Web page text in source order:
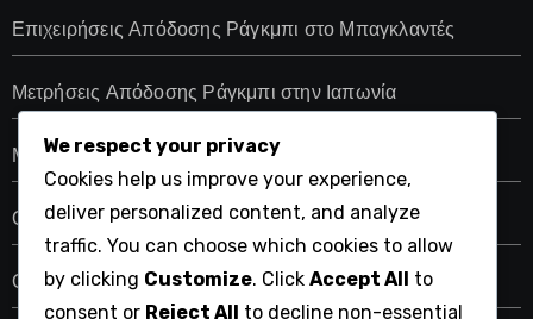
Επιχειρήσεις Απόδοσης Ράγκμπι στο Μπαγκλαντές
Μετρήσεις Απόδοσης Ράγκμπι στην Ιαπωνία
Μετρικές Απόδοσης Ράγκμπι στην Τουρκία
Οδηγίες Απόδοσης Ράγκμπι Ουγγαρίας
Ουκρανικές Εν Insights Απόδοσης Ράγκμπι
We respect your privacy
Cookies help us improve your experience,
deliver personalized content, and analyze
traffic. You can choose which cookies to allow
by clicking Customize. Click Accept All to
consent or Reject All to decline non-essential